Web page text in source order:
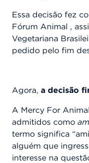
Essa decisão fez
Fórum Animal ,
Vegetariana
pedido pelo fim
Agora, a decisão
A Mercy For
admitidos como
termo significa
alguém que
interesse na